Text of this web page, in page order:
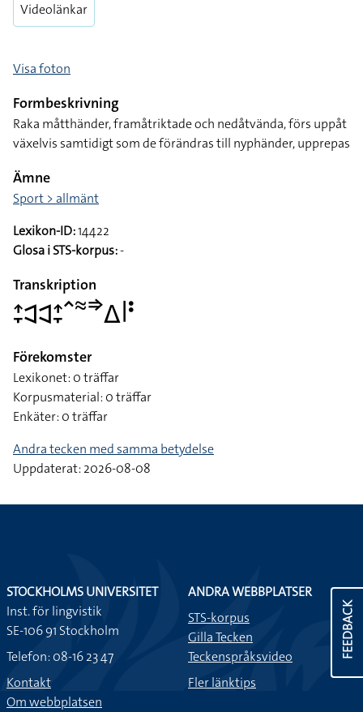
Videolänkar
Visa foton
Formbeskrivning
Raka måtthänder, framåtriktade och nedåtvända, förs uppåt
växelvis samtidigt som de förändras till nyphänder, upprepas
Ämne
Sport > allmänt
Lexikon-ID:14422
Glosa i STS-korpus:-
Transkription
􌤴􌥙􌥉􌥉􌤴􌥙􌥦􌦇􌦆􌤩􌥼􌥻
Förekomster
Lexikonet: 0 träffar
Korpusmaterial: 0 träffar
Enkäter: 0 träffar
Andra tecken med samma betydelse
Uppdaterat: 2026-08-08
FEEDBACK
STOCKHOLMS UNIVERSITET
Inst. för lingvistik
SE-106 91 Stockholm
Telefon: 08-16 23 47
Kontakt
Om webbplatsen
ANDRA WEBBPLATSER
STS-korpus
Gilla Tecken
Teckenspråksvideo
Fler länktips